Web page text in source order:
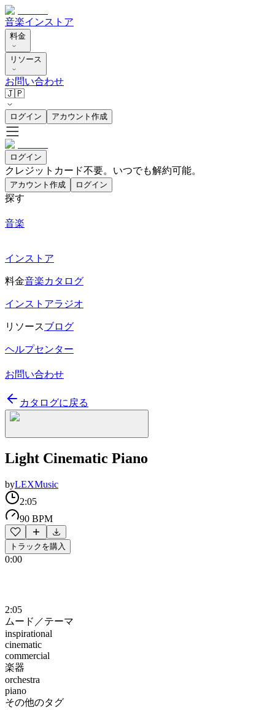
音楽インストア
料金
リソース
お問い合わせ
🇯🇵
ログイン アカウント作成
ログイン
クレジットカード不要。いつでも解約可能。
アカウント作成 ログイン
探す
音楽
インストア
料金音楽カタログ
インストアラジオ
リソースブログ
ヘルプセンター
お問い合わせ
カタログに戻る
Light Cinematic Piano
byLEXMusic
2:05
90 BPM
トラックを購入
0:00
2:05
ムード／テーマ
inspirational
cinematic
commercial
楽器
orchestra
piano
その他のタグ